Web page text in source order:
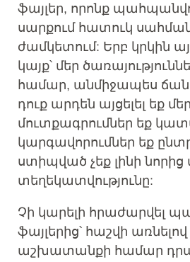
ֆայլեր, որոնք
սարքում հատուկ
ժամկետում: Երբ ​​կրկին
կայք՝ մեր
համար, անմիջապես
դուք արդեն այցելել եք
մուտքագրումներ եք
կարգավորումներ եք
ստիպված չեք լինի նորից
տեղեկատվությունը:
Չի կարելի հրաժարվել
ֆայլերից՝ հաշվի
աշխատանքի համար